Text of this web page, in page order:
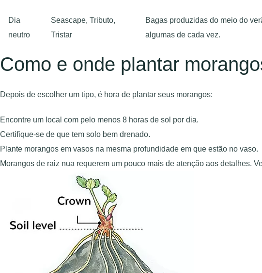
Dia
neutro
Seascape, Tributo,
Tristar
Bagas produzidas do meio do
algumas de cada vez.
Como e onde plantar
Depois de escolher um tipo, é hora de plantar seus morangos:
Encontre um local com pelo menos 8 horas de sol por dia.
Certifique-se de que tem solo bem drenado.
Plante morangos em vasos na mesma profundidade em que estão no vaso.
Morangos de raiz nua requerem um pouco mais de atenção aos detalhes.